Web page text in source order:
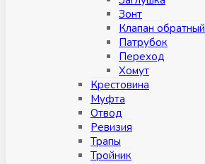
Зонт
Клапан обратный
Патрубок
Переход
Хомут
Крестовина
Муфтa
Отвод
Ревизия
Трапы
Тройник